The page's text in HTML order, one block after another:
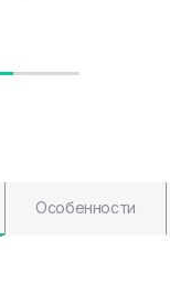
Особенности